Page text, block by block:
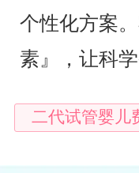
个性化方案
素』，让科
二代试管婴儿